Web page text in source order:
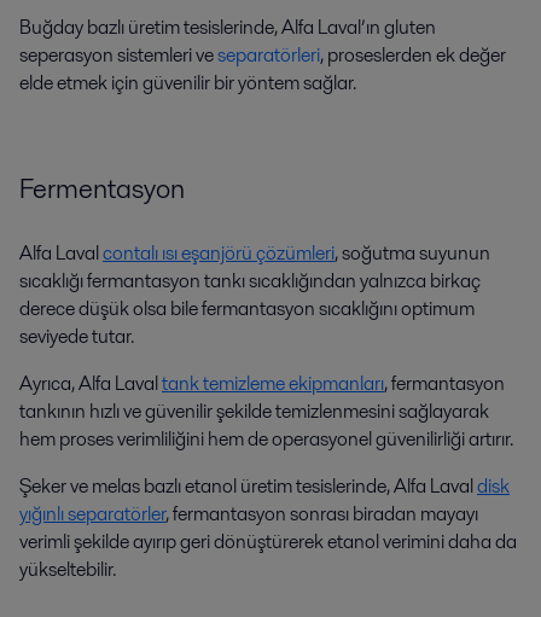
Buğday bazlı üretim tesislerinde, Alfa Laval’ın gluten
seperasyon sistemleri veseparatörleri, proseslerden ek değer
elde etmek için güvenilir bir yöntem sağlar.
Fermentasyon
Alfa Lavalcontalı ısı eşanjörü çözümleri, soğutma suyunun
sıcaklığı fermantasyon tankı sıcaklığından yalnızca birkaç
derece düşük olsa bile fermantasyon sıcaklığını optimum
seviyede tutar.
Ayrıca, Alfa Lavaltank temizleme ekipmanları, fermantasyon
tankının hızlı ve güvenilir şekilde temizlenmesini sağlayarak
hem proses verimliliğini hem de operasyonel güvenilirliği artırır.
Şeker ve melas bazlı etanol üretim tesislerinde, Alfa Lavaldisk
yığınlı separatörler, fermantasyon sonrası biradan mayayı
verimli şekilde ayırıp geri dönüştürerek etanol verimini daha da
yükseltebilir.